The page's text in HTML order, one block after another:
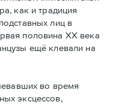
как и традиция
лиц в
половина ХХ века
ещё клевали на
во время
эксцессов,